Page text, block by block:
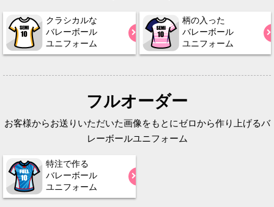
クラシカルな
バレーボール
ユニフォーム
柄の入った
バレーボール
ユニフォーム
フルオーダー
お客様からお送りいただいた画像をもとにゼロから作り上げるバ
レーボールユニフォーム
特注で作る
バレーボール
ユニフォーム